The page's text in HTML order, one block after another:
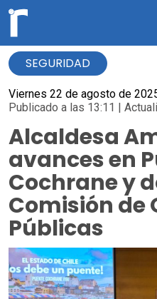
SEGURIDAD
Viernes 22 de agosto de
Publicado a las 13:11 |
Alcaldesa
avances en
Cochrane y
Comisión de
Públicas